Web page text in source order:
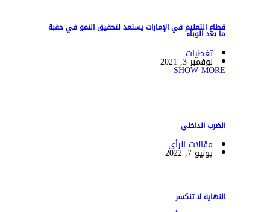
قطاع التعليم في الإمارات يستعد لتحقيق النمو في حقبة
ما بعد الوباء
تغطيات
نوفمبر 3, 2021
SHOW MORE
الضرب الداخلي
مقالات الرأي
يونيو 7, 2022
النهاية لا تنكسر